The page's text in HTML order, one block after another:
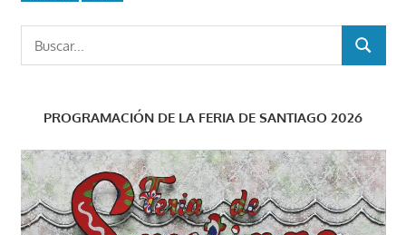
BUSCAR
PROGRAMACIÓN DE LA FERIA DE SANTIAGO 2026